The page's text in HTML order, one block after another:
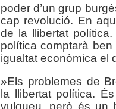
poder d’un grup
cap revolució. En
de la llibertat
política comptarà
igualtat econòmica el
»Els problemes de
la llibertat política.
vulgueu, però és un